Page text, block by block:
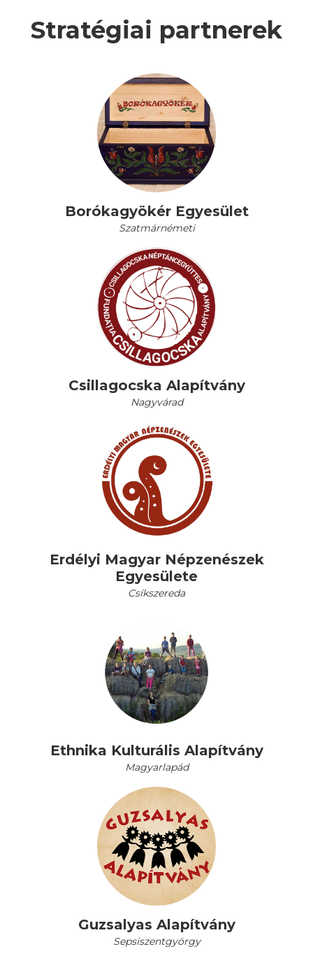
Stratégiai partnerek
Borókagyökér Egyesület
Szatmárnémeti
Csillagocska Alapítvány
Nagyvárad
Erdélyi Magyar Népzenészek
Egyesülete
Csíkszereda
Ethnika Kulturális Alapítvány
Magyarlapád
Guzsalyas Alapítvány
Sepsiszentgyörgy